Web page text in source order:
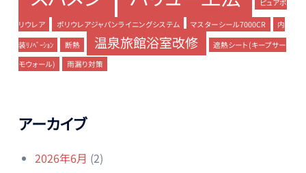
ピュアポ
リウレア ポリウレアジャパンライニングシステム マスターシール7000CR
内
装ﾘﾉﾍﾞｰｼｮﾝ
断熱 温泉旅館浴室改修
遮熱シート(キープサー
モウォール)
雨漏り対策
アーカイブ
2026年6月 (2)